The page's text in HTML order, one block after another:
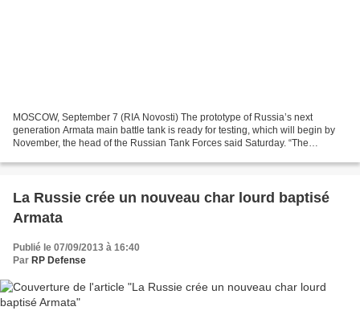
MOSCOW, September 7 (RIA Novosti) The prototype of Russia’s next
generation Armata main battle tank is ready for testing, which will begin by
November, the head of the Russian Tank Forces said Saturday. “The
La Russie crée un nouveau char lourd baptisé
Armata
Publié le 07/09/2013 à 16:40
Par RP Defense